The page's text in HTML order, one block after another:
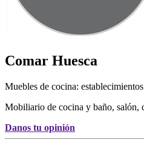
Comar Huesca
Muebles de cocina:
Mobiliario de cocina y baño, salón,
Danos tu opinión